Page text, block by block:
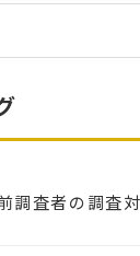
調査者の調査